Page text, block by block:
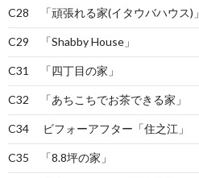
C28 「頑張れる家(イタウバハウス)」
C29 「Shabby House」
C31 「四丁目の家」
C32 「あちこちでお茶できる家」
C34 ビフォーアフター「住之江」
C35 「8.8坪の家」